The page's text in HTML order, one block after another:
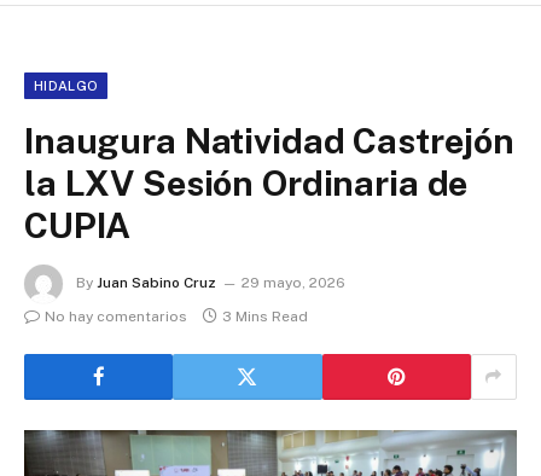
HIDALGO
Inaugura Natividad Castrejón
la LXV Sesión Ordinaria de
CUPIA
By Juan Sabino Cruz
29 mayo, 2026
No hay comentarios
3 Mins Read